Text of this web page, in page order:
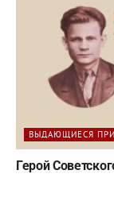
ВЫДАЮЩИЕСЯ
Герой